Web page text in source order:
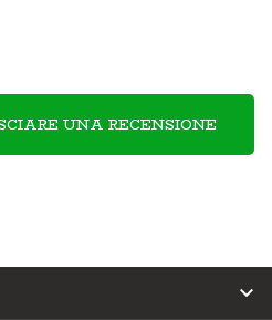
UNA RECENSIONE
